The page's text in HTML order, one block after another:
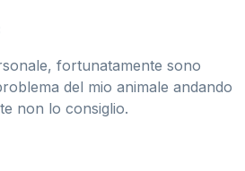
fortunatamente sono
del mio animale andando
non lo consiglio.